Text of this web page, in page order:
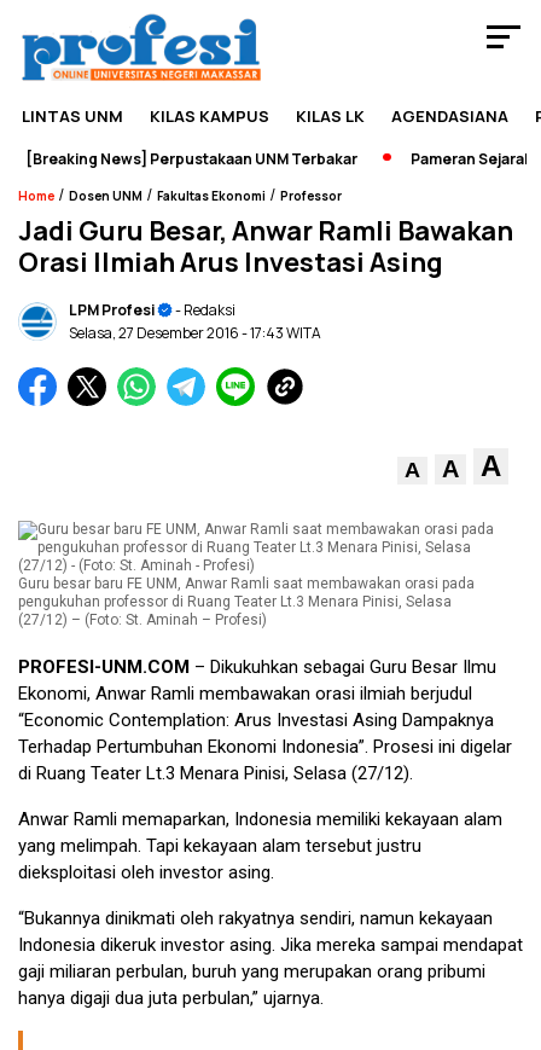
LINTAS UNM KILAS KAMPUS KILAS LK AGENDASIANA
[Breaking News] Perpustakaan UNM Terbakar Pameran Sejarah
Home / Dosen UNM / Fakultas Ekonomi / Professor
Jadi Guru Besar, Anwar Ramli Bawakan
Orasi Ilmiah Arus Investasi Asing
LPM Profesi
- Redaksi
Selasa, 27 Desember 2016- 17:43 WITA
A A A
Guru besar baru FE UNM, Anwar Ramli saat membawakan orasi pada
pengukuhan professor di Ruang Teater Lt.3 Menara Pinisi, Selasa
(27/12) – (Foto: St. Aminah – Profesi)
PROFESI-UNM.COM – Dikukuhkan sebagai Guru Besar Ilmu
Ekonomi, Anwar Ramli membawakan orasi ilmiah berjudul
“Economic Contemplation: Arus Investasi Asing Dampaknya
Terhadap Pertumbuhan Ekonomi Indonesia”. Prosesi ini digelar
di Ruang Teater Lt.3 Menara Pinisi, Selasa (27/12).
Anwar Ramli memaparkan, Indonesia memiliki kekayaan alam
yang melimpah. Tapi kekayaan alam tersebut justru
dieksploitasi oleh investor asing.
“Bukannya dinikmati oleh rakyatnya sendiri, namun kekayaan
Indonesia dikeruk investor asing. Jika mereka sampai mendapat
gaji miliaran perbulan, buruh yang merupakan orang pribumi
hanya digaji dua juta perbulan,” ujarnya.